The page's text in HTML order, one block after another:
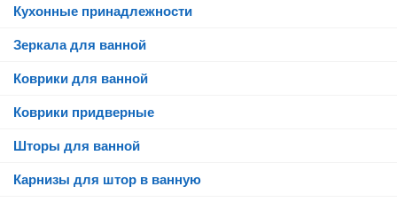
Кухонные принадлежности
Зеркала для ванной
Коврики для ванной
Коврики придверные
Шторы для ванной
Карнизы для штор в ванную